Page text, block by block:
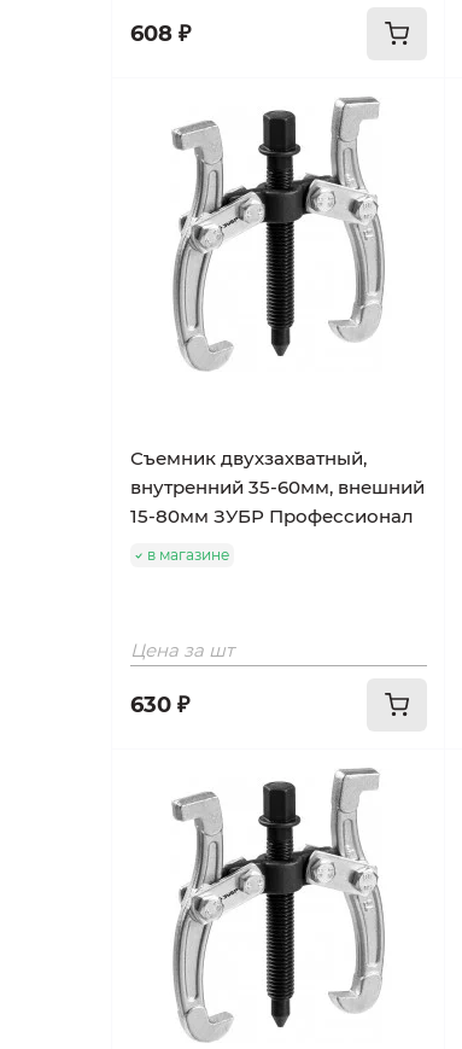
608 ₽
Съемник двухзахватный,
внутренний 35-60мм, внешний
15-80мм ЗУБР Профессионал
в магазине
Цена за шт
630 ₽